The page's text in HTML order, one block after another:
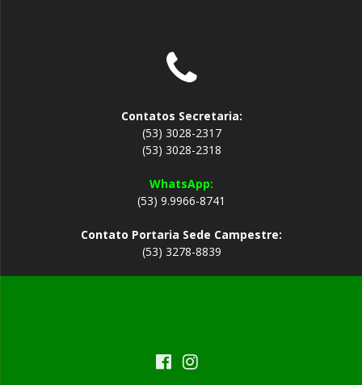
Contatos Secretaria:
(53) 3028-2317
(53) 3028-2318
WhatsApp:
(53) 9.9966-8741
Contato Portaria Sede Campestre:
(53) 3278-8839